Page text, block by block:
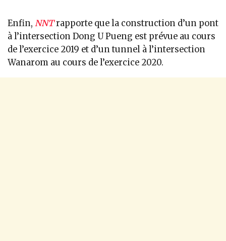
Enfin, NNTrapporte que la construction d’un pont
à l’intersection Dong U Pueng est prévue au cours
de l’exercice 2019 et d’un tunnel à l’intersection
Wanarom au cours de l’exercice 2020.